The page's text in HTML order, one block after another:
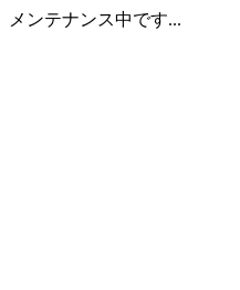
メンテナンス中です...